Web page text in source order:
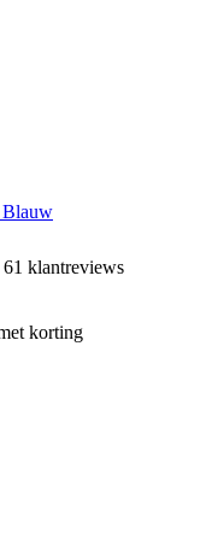
Blauw
61 klantreviews
korting